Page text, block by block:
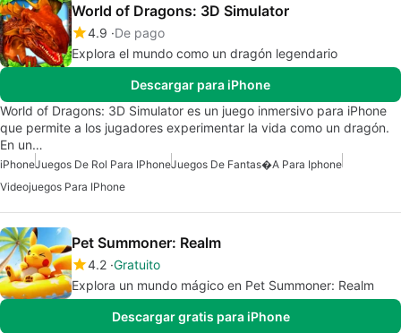
World of Dragons: 3D Simulator
4.9 De pago
Explora el mundo como un dragón legendario
Descargar para iPhone
World of Dragons: 3D Simulator es un juego inmersivo para iPhone
que permite a los jugadores experimentar la vida como un dragón.
En un…
iPhoneJuegos De Rol Para IPhoneJuegos De Fantas�a Para Iphone
Videojuegos Para IPhone
Pet Summoner: Realm
4.2 Gratuito
Explora un mundo mágico en Pet Summoner: Realm
Descargar gratis para iPhone